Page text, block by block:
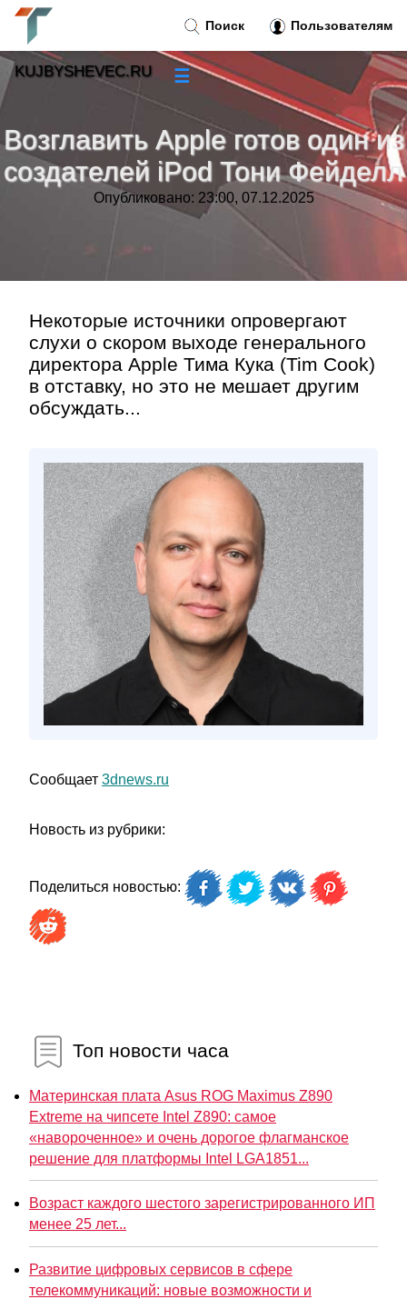
Возглавить Apple готов один из
создателей iPod Тони Фейделл
Опубликовано: 23:00, 07.12.2025
Некоторые источники опровергают
слухи о скором выходе генерального
директора Apple Тима Кука (Tim Cook)
в отставку, но это не мешает другим
обсуждать...
Сообщает 3dnews.ru
Новость из рубрики:
Поделиться новостью:
Топ новости часа
Материнская плата Asus ROG Maximus Z890
Extreme на чипсете Intel Z890: самое
«навороченное» и очень дорогое флагманское
решение для платформы Intel LGA1851...
Возраст каждого шестого зарегистрированного ИП
менее 25 лет...
Развитие цифровых сервисов в сфере
телекоммуникаций: новые возможности и
Поиск Пользователям
KUJBYSHEVEC.RU ☰
»
Тренды новостей »
»
Контакт»